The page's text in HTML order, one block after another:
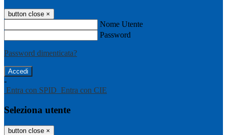
button close ×
Nome Utente
Password
Password dimenticata?
-
Entra con SPID Entra con CIE
Seleziona utente
button close ×